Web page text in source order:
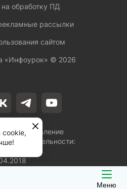
Меню
осуществление
деятельности:
на обработку ПД
рассылки
сайтом
«Инфоурок» © 2026